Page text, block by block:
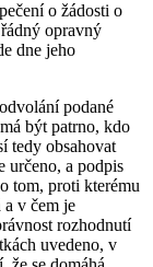
o žádosti o
opravný
dne jeho
podané
být patrno, kdo
tedy obsahovat
určeno, a podpis
tom, proti kterému
a v čem je
rozhodnutí
uvedeno, v